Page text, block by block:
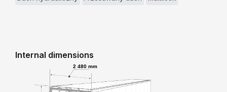
Internal dimensions
2 480 mm